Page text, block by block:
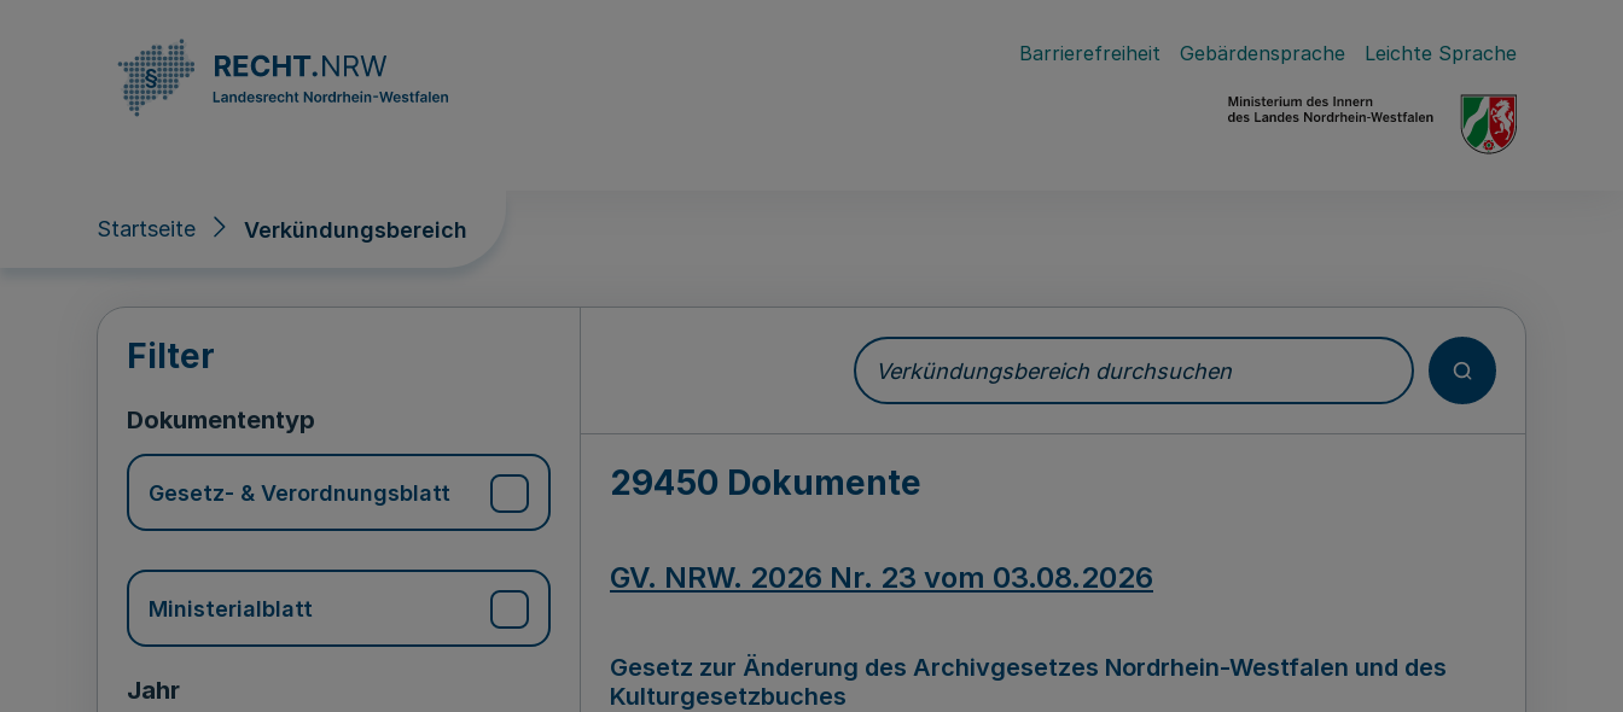
Barrierefreiheit Gebärdensprache Leichte Sprache
Startseite Verkündungsbereich
Verkündungsbereich
Filter
Dokumententyp
Gesetz- & Verordnungsblatt
Ministerialblatt
Jahr
Verkündungsbereich durchsuchen
29450 Dokumente
GV. NRW. 2026 Nr. 23 vom 03.08.2026
Gesetz zur Änderung des Archivgesetzes Nordrhein-Westfalen und des
Kulturgesetzbuches